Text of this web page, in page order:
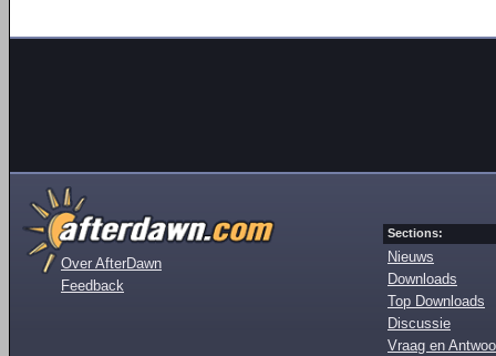
Over AfterDawn
Feedback
Sections:
Nieuws
Downloads
Top Downloads
Discussie
Vraag en